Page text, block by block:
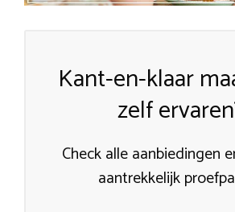
Kant-en-klaar
zelf
Check alle aanbiedingen
aantrekkelijk